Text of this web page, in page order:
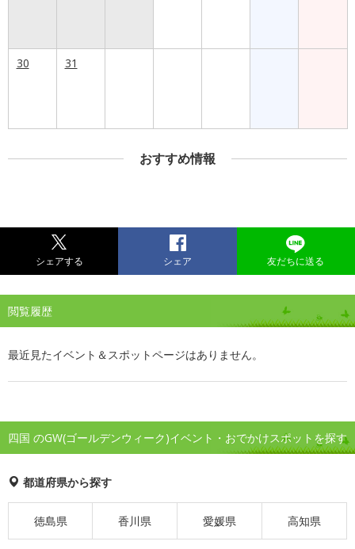
30 31
おすすめ情報
シェアする シェア 友だちに送る
閲覧履歴
最近見たイベント＆スポットページはありません。
四国 のGW(ゴールデンウィーク)イベント・おでかけスポットを探す
都道府県から探す
徳島県 香川県 愛媛県 高知県